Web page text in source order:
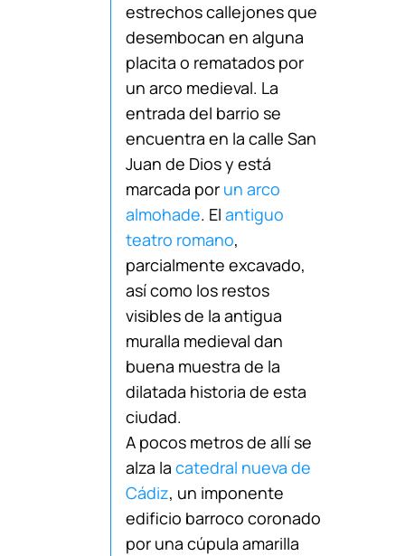
estrechos callejones que
desembocan en alguna
placita o rematados por
un arco medieval. La
entrada del barrio se
encuentra en la calle San
Juan de Dios y está
marcada por un arco
almohade. El antiguo
teatro romano,
parcialmente excavado,
así como los restos
visibles de la antigua
muralla medieval dan
buena muestra de la
dilatada historia de esta
ciudad.
A pocos metros de allí se
alza la catedral nueva de
Cádiz, un imponente
edificio barroco coronado
por una cúpula amarilla